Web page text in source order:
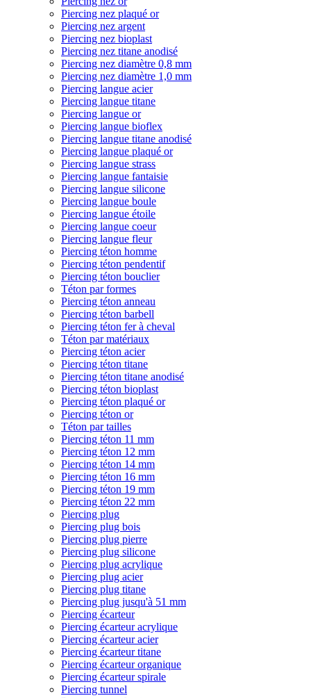
Piercing nez plaqué or
Piercing nez argent
Piercing nez bioplast
Piercing nez titane anodisé
Piercing nez diamètre 0,8 mm
Piercing nez diamètre 1,0 mm
Piercing langue acier
Piercing langue titane
Piercing langue or
Piercing langue bioflex
Piercing langue titane anodisé
Piercing langue plaqué or
Piercing langue strass
Piercing langue fantaisie
Piercing langue silicone
Piercing langue boule
Piercing langue étoile
Piercing langue coeur
Piercing langue fleur
Piercing téton homme
Piercing téton pendentif
Piercing téton bouclier
Téton par formes
Piercing téton anneau
Piercing téton barbell
Piercing téton fer à cheval
Téton par matériaux
Piercing téton acier
Piercing téton titane
Piercing téton titane anodisé
Piercing téton bioplast
Piercing téton plaqué or
Piercing téton or
Téton par tailles
Piercing téton 11 mm
Piercing téton 12 mm
Piercing téton 14 mm
Piercing téton 16 mm
Piercing téton 19 mm
Piercing téton 22 mm
Piercing plug
Piercing plug bois
Piercing plug pierre
Piercing plug silicone
Piercing plug acrylique
Piercing plug acier
Piercing plug titane
Piercing plug jusqu'à 51 mm
Piercing écarteur
Piercing écarteur acrylique
Piercing écarteur acier
Piercing écarteur titane
Piercing écarteur organique
Piercing écarteur spirale
Piercing tunnel